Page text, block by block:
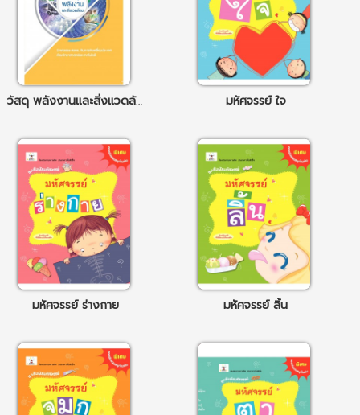
วัสดุ พลังงานและสิ่งแวดล้อม มหัศจรรย์ ใจ
มหัศจรรย์ ร่างกาย มหัศจรรย์ ลิ้น